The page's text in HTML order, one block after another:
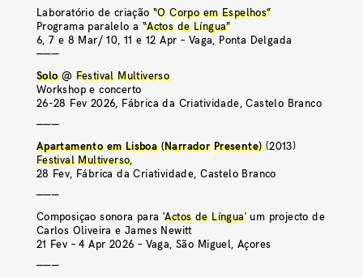
Laboratório de criação“O Corpo em Espelhos”
Programa paralelo a “Actos de Língua”
6, 7 e 8 Mar/ 10, 11 e 12 Apr – Vaga, Ponta Delgada
———
Solo@ Festival Multiverso
Workshop e concerto
26-28 Fev 2026, Fábrica da Criatividade, Castelo Branco
———
Apartamento em Lisboa (Narrador Presente)(2013)
Festival Multiverso,
28 Fev, Fábrica da Criatividade, Castelo Branco
———
Composiçao sonora para 'Actos de Língua' um projecto de
Carlos Oliveira e James Newitt
21 Fev – 4 Apr 2026 – Vaga, São Miguel, Açores
———